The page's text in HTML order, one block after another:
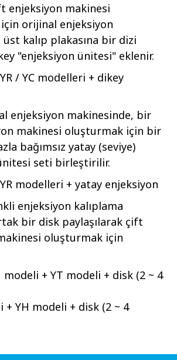
enjeksiyon makinesi
orijinal enjeksiyon
kalıp plakasına bir dizi
"enjeksiyon ünitesi" eklenir.
/ YC modelleri + dikey
enjeksiyon makinesinde, bir
makinesi oluşturmak için bir
bağımsız yatay (seviye)
seti birleştirilir.
modelleri + yatay enjeksiyon
enjeksiyon kalıplama
bir disk paylaşılarak çift
oluşturmak için
modeli + YT modeli + disk (2 ~ 4
+ YH modeli + disk (2 ~ 4